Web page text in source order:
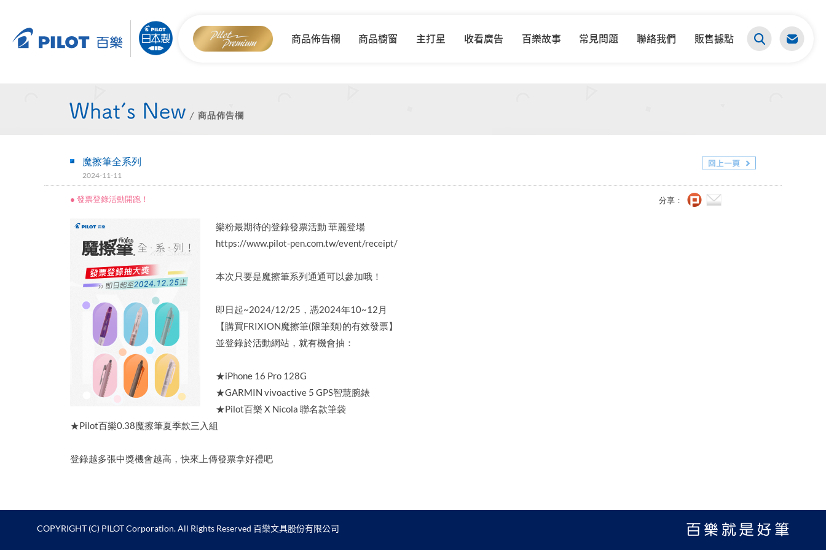
商品佈告欄 商品櫥窗 主打星 收看廣告 百樂故事 常見問題 聯絡我們 販售據點
商品佈告欄
魔擦筆全系列
2024-11-11
分享：
● 發票登錄活動開跑！
樂粉最期待的登錄發票活動 華麗登場
https://www.pilot-pen.com.tw/event/receipt/
本次只要是魔擦筆系列通通可以參加哦！
即日起~2024/12/25，憑2024年10~12月
【購買FRIXION魔擦筆(限筆類)的有效發票】
並登錄於活動網站，就有機會抽：
★iPhone 16 Pro 128G
★GARMIN vivoactive 5 GPS智慧腕錶
★Pilot百樂 X Nicola 聯名款筆袋
★Pilot百樂0.38魔擦筆夏季款三入組
登錄越多張中獎機會越高，快來上傳發票拿好禮吧
COPYRIGHT (C) PILOT Corporation. All Rights Reserved 百樂文具股份有限公司